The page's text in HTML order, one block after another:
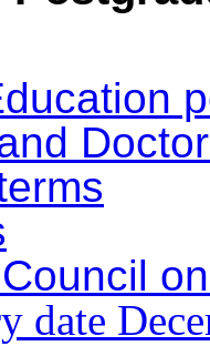
date